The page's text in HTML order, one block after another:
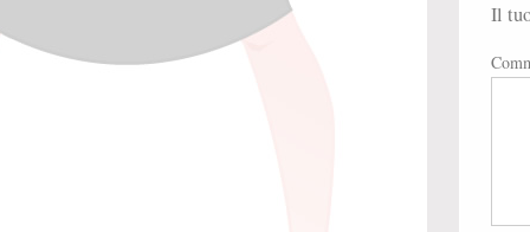
Il